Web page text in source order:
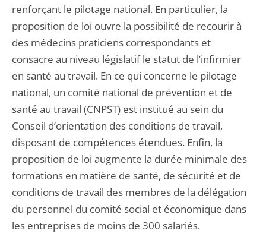
renforçant le pilotage national. En particulier, la
proposition de loi ouvre la possibilité de recourir à
des médecins praticiens correspondants et
consacre au niveau législatif le statut de l’infirmier
en santé au travail. En ce qui concerne le pilotage
national, un comité national de prévention et de
santé au travail (CNPST) est institué au sein du
Conseil d’orientation des conditions de travail,
disposant de compétences étendues. Enfin, la
proposition de loi augmente la durée minimale des
formations en matière de santé, de sécurité et de
conditions de travail des membres de la délégation
du personnel du comité social et économique dans
les entreprises de moins de 300 salariés.